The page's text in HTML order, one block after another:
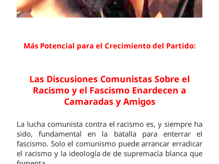
Más Potencial para el Crecimiento del Partido:
Las Discusiones Comunistas Sobre el
Racismo y el Fascismo Enardecen a
Camaradas y Amigos
La lucha comunista contra el racismo es, y siempre ha
sido, fundamental en la batalla para enterrar el
fascismo. Solo el comunismo puede arrancar erradicar
el racismo y la ideología de de supremacía blanca que